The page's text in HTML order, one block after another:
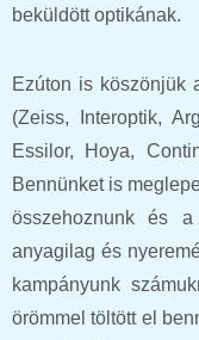
beküldött optikának.
Ezúton is köszönjük
(Zeiss, Interoptik,
Essilor, Hoya,
Bennünket is
összehoznunk és
anyagilag és
kampányunk
örömmel töltött el